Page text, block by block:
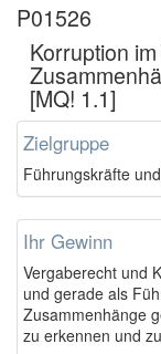
P01526
Korruption
[MQ! 1.1]
Zielgruppe
Führungskräfte
Ihr Gewinn
Vergaberecht und
und gerade als
Zusammenhänge
zu erkennen und